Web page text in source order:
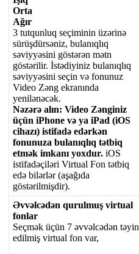
Orta
Ağır
3 tutqunluq seçiminin üzərinə
sürüşdürsəniz, bulanıqlıq
səviyyəsini göstərən mətn
göstərilir. İstədiyiniz bulanıqlıq
səviyyəsini seçin və fonunuz
Video Zəng ekranında
yenilənəcək.
Nəzərə alın: Video Zənginiz
üçün iPhone və ya iPad (iOS
cihazı) istifadə edərkən
fonunuza bulanıqlıq tətbiq
etmək imkanı yoxdur. iOS
istifadəçiləri Virtual Fon tətbiq
edə bilərlər (aşağıda
göstərilmişdir).
Əvvəlcədən qurulmuş virtual
fonlar
Seçmək üçün 7 əvvəlcədən təyin
edilmiş virtual fon var,